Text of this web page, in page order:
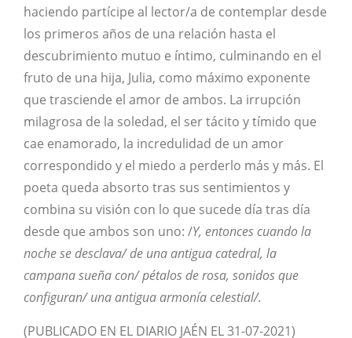
haciendo partícipe al lector/a de contemplar desde
los primeros años de una relación hasta el
descubrimiento mutuo e íntimo, culminando en el
fruto de una hija, Julia, como máximo exponente
que trasciende el amor de ambos. La irrupción
milagrosa de la soledad, el ser tácito y tímido que
cae enamorado, la incredulidad de un amor
correspondido y el miedo a perderlo más y más. El
poeta queda absorto tras sus sentimientos y
combina su visión con lo que sucede día tras día
desde que ambos son uno: /Y, entonces cuando la
noche se desclava/ de una antigua catedral, la
campana sueña con/ pétalos de rosa, sonidos que
configuran/ una antigua armonía celestial/.
(PUBLICADO EN EL DIARIO JAÉN EL 31-07-2021)